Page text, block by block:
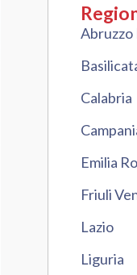
Abruzzo
Calabria
Emilia
Friuli
Lazio
Liguria